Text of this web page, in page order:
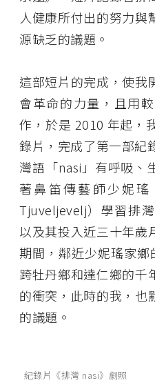
人健康所付出的努力與
源缺乏的議題。
這部短片的完成，使我
會革命的力量，且用
作，於是 2010 年起，
錄片，完成了第一部紀
灣語「nasi」有呼吸、
著鼻笛傳藝師少妮瑤
Tjuveljevelj）學習排
以及其投入近三十年歲
期間，鄰近少妮瑤家
跨牡丹鄉和達仁鄉的千
的衝突，此時的我，也
的議題。
紀錄片《排灣 nasi》劇照